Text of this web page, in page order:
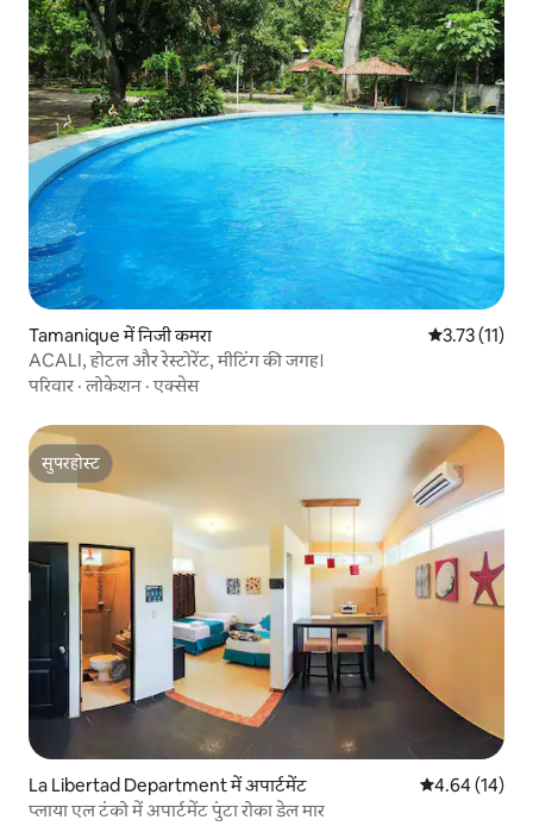
Tamanique में निजी कमरा औसत रेटिंग 5 में
3.73 (11)
ACALI, होटल और रेस्टोरेंट, मीटिंग की जगह।
परिवार ·लोकेशन ·एक्सेस
सुपरहोस्ट
सुपरहोस्ट
La Libertad Department में अपार्टमेंट औसत रेटिंग 5 में
4.64 (14)
प्लाया एल टंको में अपार्टमेंट पुंटा रोका डेल मार